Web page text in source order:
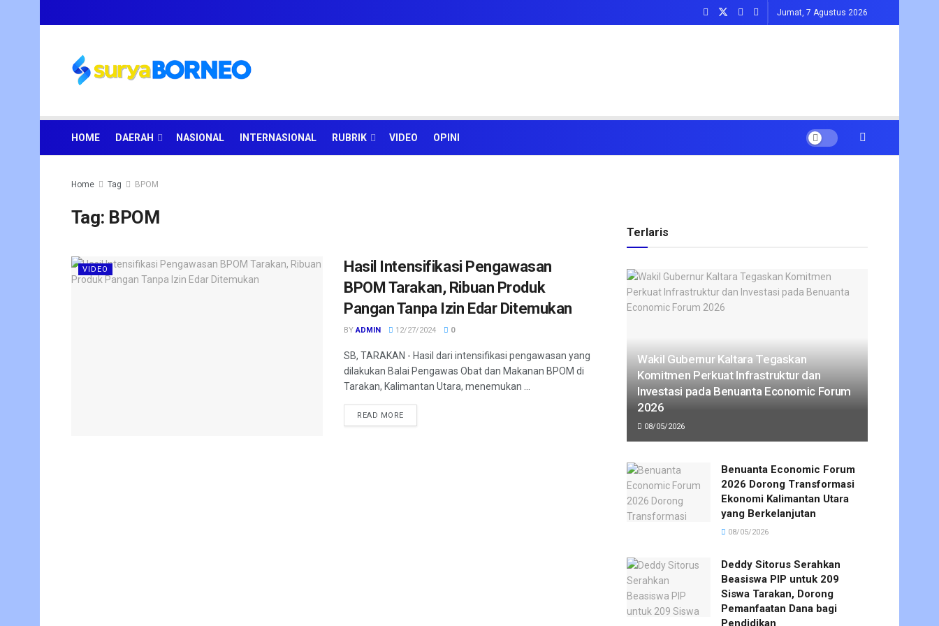
Jumat, 7 Agustus 2026
HOME DAERAH NASIONAL INTERNASIONAL RUBRIK VIDEO OPINI
Home Tag BPOM
Tag: BPOM
VIDEO
Hasil Intensifikasi Pengawasan
BPOM Tarakan, Ribuan Produk
Pangan Tanpa Izin Edar Ditemukan
BY ADMIN 12/27/2024 0
SB, TARAKAN - Hasil dari intensifikasi pengawasan yang
dilakukan Balai Pengawas Obat dan Makanan BPOM di
Tarakan, Kalimantan Utara, menemukan ...
READ MOREDETAILS
Terlaris
Wakil Gubernur Kaltara Tegaskan
Komitmen Perkuat Infrastruktur dan
Investasi pada Benuanta Economic Forum
2026
08/05/2026
Benuanta Economic Forum
2026 Dorong Transformasi
Ekonomi Kalimantan Utara
yang Berkelanjutan
08/05/2026
Deddy Sitorus Serahkan
Beasiswa PIP untuk 209
Siswa Tarakan, Dorong
Pemanfaatan Dana bagi
Pendidikan